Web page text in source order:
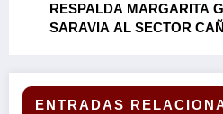
RESPALDA MARGARITA
SARAVIA AL SECTOR
ENTRADAS